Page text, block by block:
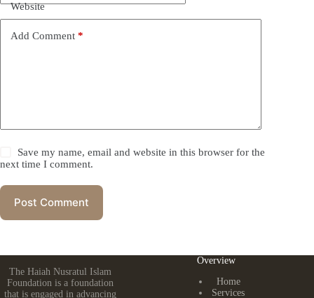
Website
Add Comment *
Save my name, email and website in this browser for the
next time I comment.
Post Comment
The Haiah Nusratul Islam
Foundation is a foundation
that is engaged in advancing
Overview
Home
Services